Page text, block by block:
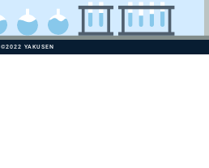
©2022 YAKUSEN